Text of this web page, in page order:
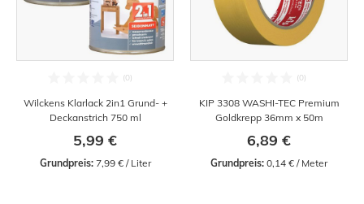
Wilckens Klarlack 2in1 Grund- +
Deckanstrich 750 ml
5,99 €
Grundpreis: 7,99 € / Liter
KIP 3308 WASHI-TEC Premium
Goldkrepp 36mm x 50m
6,89 €
Grundpreis: 0,14 € / Meter